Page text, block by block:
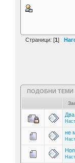
Страници: [1]
ПОДОБНИ ТЕМИ
не